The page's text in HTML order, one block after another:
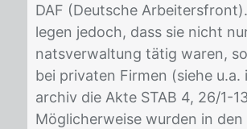
DAF (Deut­sche
le­gen je­doch, dass sie nicht
nats­ver­wal­tung tä­tig wa­ren,
bei pri­va­ten Fir­men (sie­he
ar­chiv die Akte STAB 4, 26/​1-
Mög­li­cher­wei­se wur­den in